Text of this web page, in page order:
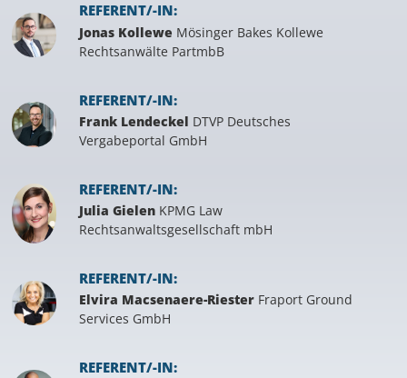
REFERENT/-IN:
Jonas Kollewe Mösinger Bakes Kollewe
Rechtsanwälte PartmbB
REFERENT/-IN:
Frank Lendeckel DTVP Deutsches
Vergabeportal GmbH
REFERENT/-IN:
Julia Gielen KPMG Law
Rechtsanwaltsgesellschaft mbH
REFERENT/-IN:
Elvira Macsenaere-Riester Fraport Ground
Services GmbH
REFERENT/-IN: